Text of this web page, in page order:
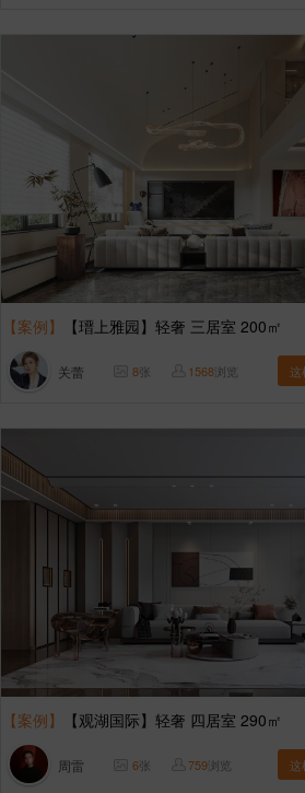
【案例】 【瑨上雅园】轻奢 三居室 200㎡
关蕾 8张 1568浏览 这
【案例】 【观湖国际】轻奢 四居室 290㎡
周雷 6张 759浏览 这